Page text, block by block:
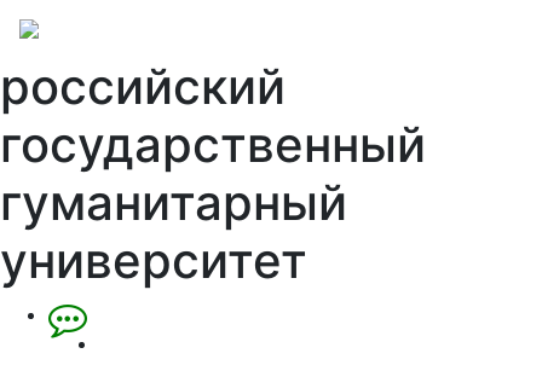
российский
государственный
гуманитарный
университет